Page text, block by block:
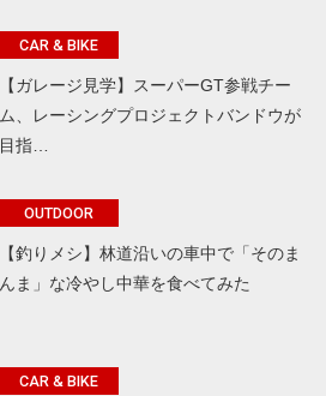
CAR & BIKE
【ガレージ見学】スーパーGT参戦チー
ム、レーシングプロジェクトバンドウが
目指…
OUTDOOR
【釣りメシ】林道沿いの車中で「そのま
んま」な冷やし中華を食べてみた
CAR & BIKE